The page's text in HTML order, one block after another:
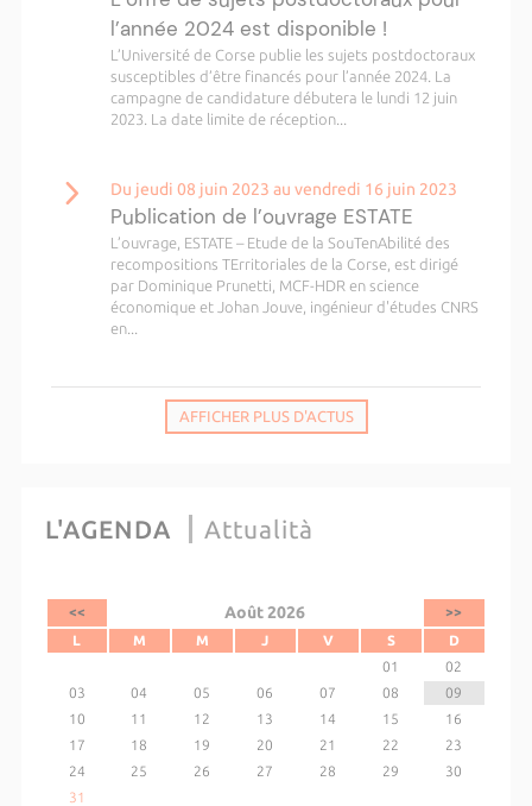
l’année 2024 est disponible !
L’Université de Corse publie les sujets postdoctoraux
susceptibles d’être financés pour l’année 2024. La
campagne de candidature débutera le lundi 12 juin
2023. La date limite de réception...
Du jeudi 08 juin 2023 au vendredi 16 juin 2023
Publication de l’ouvrage ESTATE
L’ouvrage, ESTATE – Etude de la SouTenAbilité des
recompositions TErritoriales de la Corse, est dirigé
par Dominique Prunetti, MCF-HDR en science
économique et Johan Jouve, ingénieur d'études CNRS
en...
AFFICHER PLUS D'ACTUS
L'AGENDA Attualità
<< Août 2026
>>
L
M M J V S
D
01
02
03
04 05 06 07 08
09
10
11 12 13 14 15
16
17
18 19 20 21 22
23
24
25 26 27 28 29
30
31